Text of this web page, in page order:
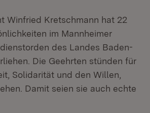
Winfried Kretschmann hat 22
im Mannheimer
des Landes Baden-
Die Geehrten stünden für
Solidarität und den Willen,
Damit seien sie auch echte